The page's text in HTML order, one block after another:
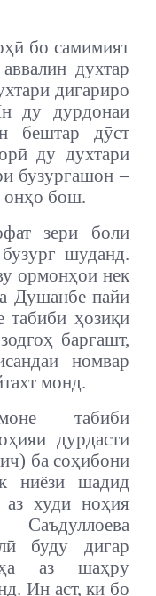
бо самимият
духтар
дигариро
ду дурдонаи
бештар дӯст
ду духтари
бузургашон –
онҳо бош.
зери боли
шуданд.
ормонҳои нек
Душанбе пайи
табиби ҳозиқи
баргашт,
номвар
монд.
табиби
дурдасти
ба соҳибони
ниёзи шадид
худи ноҳия
буду дигар
аз шаҳру
Ин аст, ки бо